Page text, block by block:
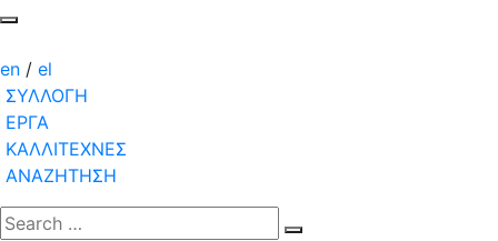
en / el
ΣΥΛΛΟΓΗ
ΕΡΓΑ
ΚΑΛΛΙΤΕΧΝΕΣ
ΑΝΑΖΗΤΗΣΗ